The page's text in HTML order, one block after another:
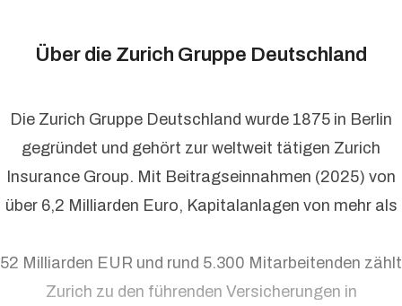
Über die Zurich Gruppe Deutschland
Die Zurich Gruppe Deutschland wurde 1875 in Berlin
gegründet und gehört zur weltweit tätigen Zurich
Insurance Group. Mit Beitragseinnahmen (2025) von
über 6,2 Milliarden Euro, Kapitalanlagen von mehr als
52 Milliarden EUR und rund 5.300 Mitarbeitenden zählt
Zurich zu den führenden Versicherungen in